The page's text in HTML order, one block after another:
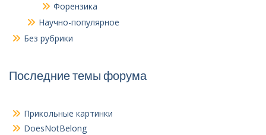
Форензика
Научно-популярное
Без рубрики
Последние темы форума
Прикольные картинки
DoesNotBelong